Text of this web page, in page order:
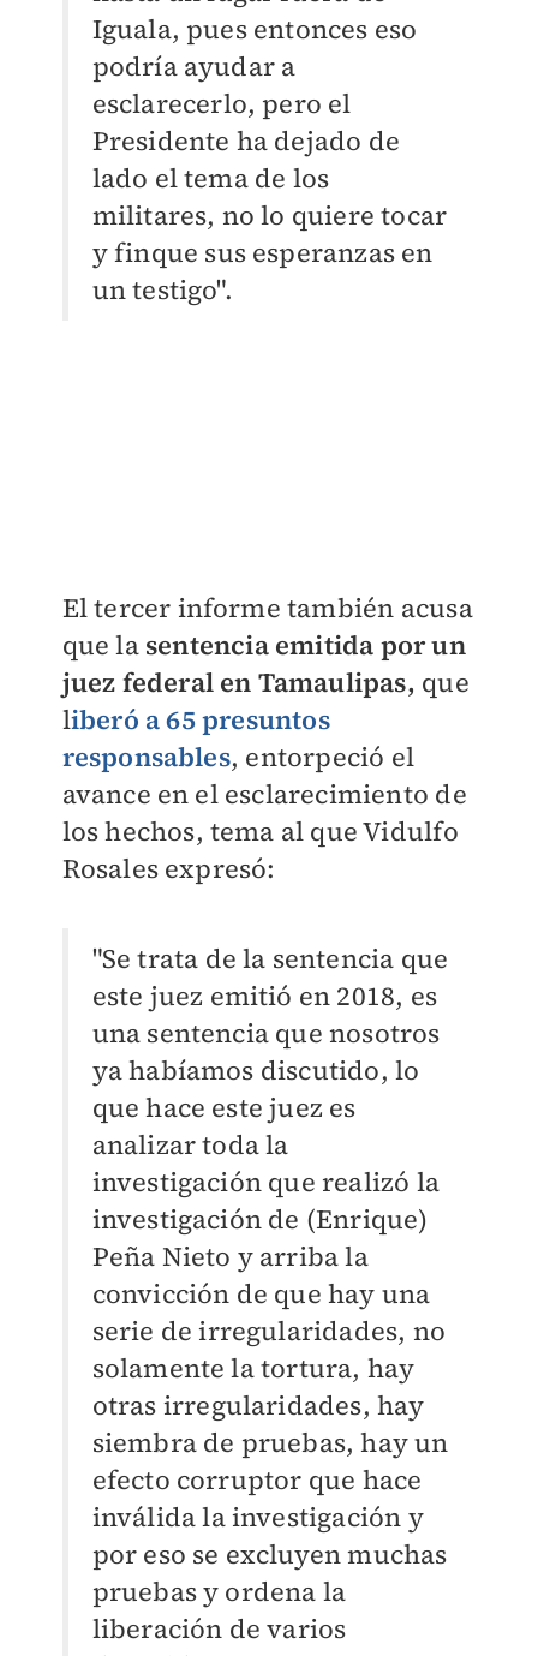
Iguala, pues entonces eso
podría ayudar a
esclarecerlo, pero el
Presidente ha dejado de
lado el tema de los
militares, no lo quiere tocar
y finque sus esperanzas en
un testigo".
El tercer informe también acusa
que lasentencia emitida por un
juez federal en Tamaulipas, que
liberó a 65 presuntos
responsables, entorpeció el
avance en el esclarecimiento de
los hechos, tema al que Vidulfo
Rosales expresó:
"Se trata de la sentencia que
este juez emitió en 2018, es
una sentencia que nosotros
ya habíamos discutido, lo
que hace este juez es
analizar toda la
investigación que realizó la
investigación de (Enrique)
Peña Nieto y arriba la
convicción de que hay una
serie de irregularidades, no
solamente la tortura, hay
otras irregularidades, hay
siembra de pruebas, hay un
efecto corruptor que hace
inválida la investigación y
por eso se excluyen muchas
pruebas y ordena la
liberación de varios